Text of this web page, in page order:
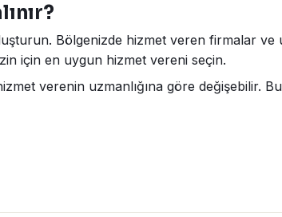
Bölgenizde hizmet veren firmalar
için en uygun hizmet vereni seçin.
verenin uzmanlığına göre değişebilir.